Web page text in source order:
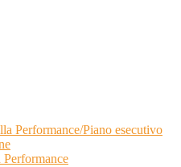
Performance/Piano esecutivo